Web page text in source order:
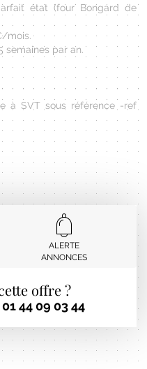
état (four Bongard de
mois.
semaines par an.
à SVT sous référence -ref
ALERTE
ANNONCES
offre ?
01 44 09 03 44